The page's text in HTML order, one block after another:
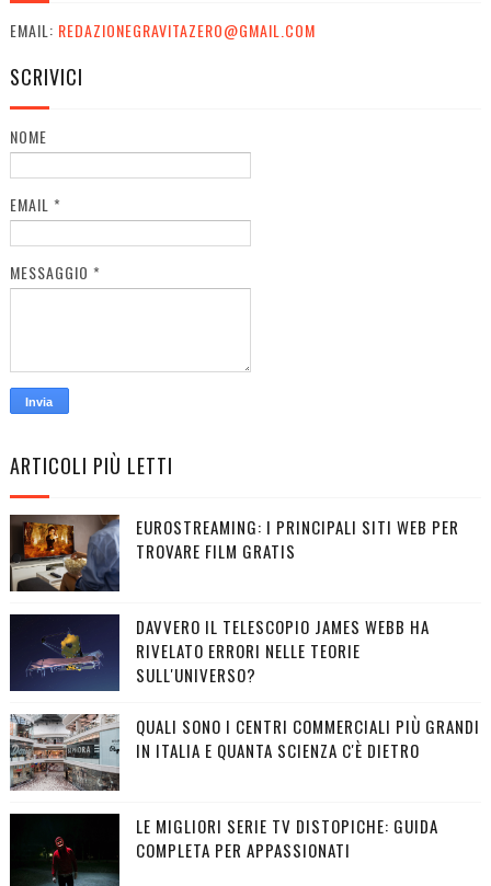
EMAIL: REDAZIONEGRAVITAZERO@GMAIL.COM
SCRIVICI
NOME
EMAIL *
MESSAGGIO *
ARTICOLI PIÙ LETTI
EUROSTREAMING: I PRINCIPALI SITI WEB PER
TROVARE FILM GRATIS
DAVVERO IL TELESCOPIO JAMES WEBB HA
RIVELATO ERRORI NELLE TEORIE
SULL'UNIVERSO?
QUALI SONO I CENTRI COMMERCIALI PIÙ GRANDI
IN ITALIA E QUANTA SCIENZA C'È DIETRO
LE MIGLIORI SERIE TV DISTOPICHE: GUIDA
COMPLETA PER APPASSIONATI